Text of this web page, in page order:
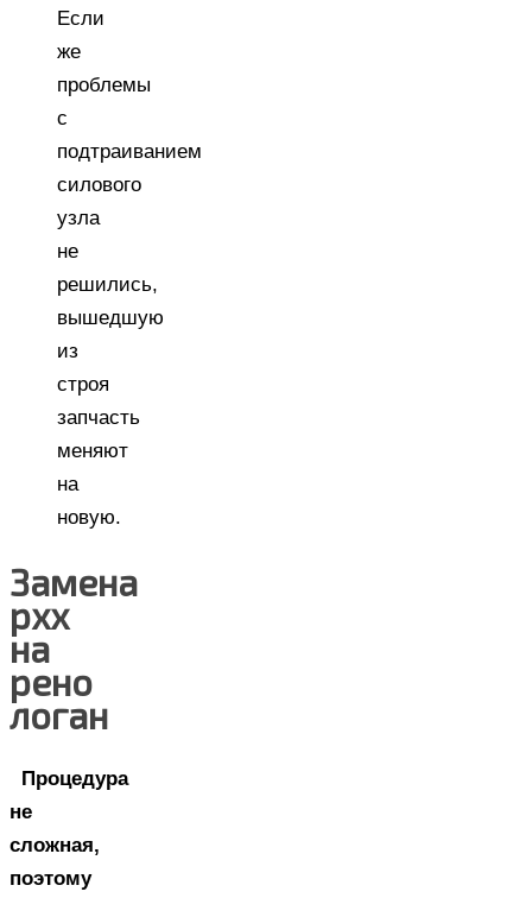
Если
же
проблемы
с
подтраиванием
силового
узла
не
решились,
вышедшую
из
строя
запчасть
меняют
на
новую.
Замена
рхх
на
рено
логан
Процедура
не
сложная,
поэтому